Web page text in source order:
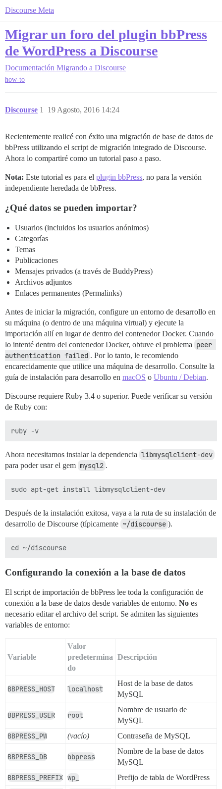
Discourse Meta
Migrar un foro del plugin bbPress
de WordPress a Discourse
Documentación Migrando a Discourse
how-to
Discourse 19 Agosto, 2016 14:24
1
Recientemente realicé con éxito una migración de base de datos de
bbPress utilizando el script de migración integrado de Discourse.
Ahora lo compartiré como un tutorial paso a paso.
Nota: Este tutorial es para el plugin bbPress, no para la versión
independiente heredada de bbPress.
¿Qué datos se pueden importar?
Usuarios (incluidos los usuarios anónimos)
Categorías
Temas
Publicaciones
Mensajes privados (a través de BuddyPress)
Archivos adjuntos
Enlaces permanentes (Permalinks)
Antes de iniciar la migración, configure un entorno de desarrollo en
su máquina (o dentro de una máquina virtual) y ejecute la
importación allí en lugar de dentro del contenedor Docker. Cuando
lo intenté dentro del contenedor Docker, obtuve el problema peer
authentication failed . Por lo tanto, le recomiendo
encarecidamente que utilice una máquina de desarrollo. Consulte la
guía de instalación para desarrollo en macOS o Ubuntu / Debian.
Discourse requiere Ruby 3.4 o superior. Puede verificar su versión
de Ruby con:
Ahora necesitamos instalar la dependencia libmysqlclient-dev
para poder usar el gem mysql2 .
Después de la instalación exitosa, vaya a la ruta de su instalación de
desarrollo de Discourse (típicamente ~/discourse ).
Configurando la conexión a la base de datos
El script de importación de bbPress lee toda la configuración de
conexión a la base de datos desde variables de entorno. No es
necesario editar el archivo del script. Se admiten las siguientes
variables de entorno:
Variable
Valor
predetermina
do
Descripción
BBPRESS_HOST localhost
Host de la base de datos
MySQL
BBPRESS_USER root
Nombre de usuario de
MySQL
BBPRESS_PW (vacío) Contraseña de MySQL
BBPRESS_DB bbpress
Nombre de la base de datos
MySQL
BBPRESS_PREFIX wp_ Prefijo de tabla de WordPress